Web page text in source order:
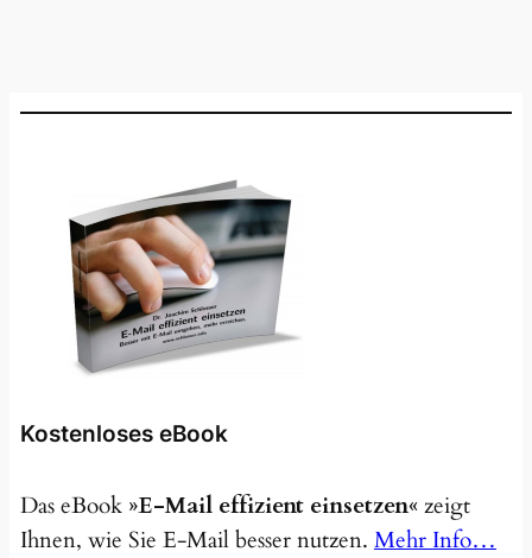
Kostenloses eBook
Das eBook »E-Mail effizient einsetzen«zeigt
Ihnen, wie Sie E-Mail besser nutzen. Mehr Info…